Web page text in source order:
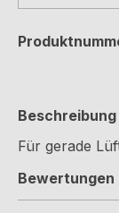
Beschreibung
Für gerade
Bewertungen